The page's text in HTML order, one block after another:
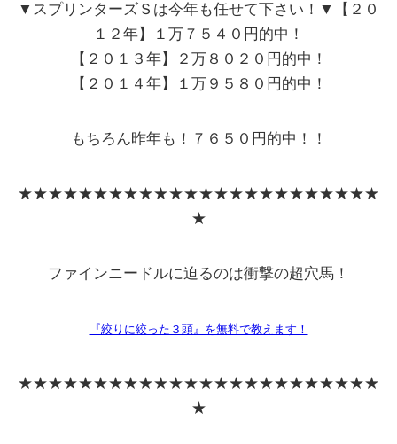
▼スプリンターズＳは今年も任せて下さい！▼【２０
１２年】
１万７５４０円的中！
【２０１３年】
２万８０２０円的中！
【２０１４年】
１万９５８０円的中！
もちろん昨年も！ ７６５０円的中！！
★★★★★★★★★★★★★★★★★★★★★★★★
★
ファインニードルに迫るのは衝撃の超穴馬！
『絞りに絞った３頭』を無料で教えます！
★★★★★★★★★★★★★★★★★★★★★★★★
★